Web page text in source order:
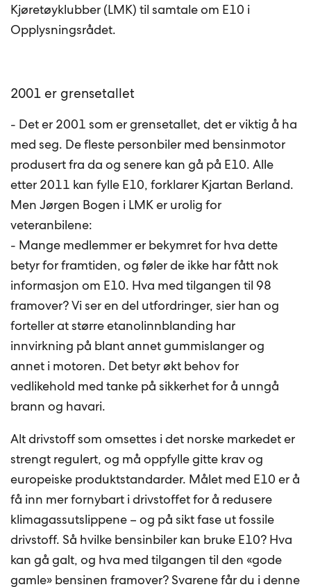
Kjøretøyklubber (LMK) til samtale om E10 i
Opplysningsrådet.
2001 er grensetallet
- Det er 2001 som er grensetallet, det er viktig å ha
med seg. De fleste personbiler med bensinmotor
produsert fra da og senere kan gå på E10. Alle
etter 2011 kan fylle E10, forklarer Kjartan Berland.
Men Jørgen Bogen i LMK er urolig for
veteranbilene:
- Mange medlemmer er bekymret for hva dette
betyr for framtiden, og føler de ikke har fått nok
informasjon om E10. Hva med tilgangen til 98
framover? Vi ser en del utfordringer, sier han og
forteller at større etanolinnblanding har
innvirkning på blant annet gummislanger og
annet i motoren. Det betyr økt behov for
vedlikehold med tanke på sikkerhet for å unngå
brann og havari.
Alt drivstoff som omsettes i det norske markedet er
strengt regulert, og må oppfylle gitte krav og
europeiske produktstandarder. Målet med E10 er å
få inn mer fornybart i drivstoffet for å redusere
klimagassutslippene – og på sikt fase ut fossile
drivstoff. Så hvilke bensinbiler kan bruke E10? Hva
kan gå galt, og hva med tilgangen til den «gode
gamle» bensinen framover? Svarene får du idenne